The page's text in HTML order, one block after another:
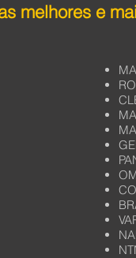
melhores e